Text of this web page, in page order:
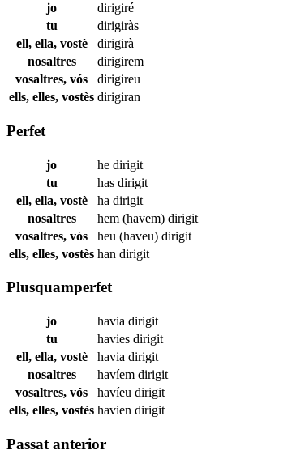
jo
dirigiré
tu
dirigiràs
ell, ella, vostè
dirigirà
nosaltres
dirigirem
vosaltres, vós
dirigireu
ells, elles, vostès dirigiran
Perfet
jo he dirigit
tu
has dirigit
ell, ella, vostè
ha dirigit
nosaltres
hem (havem) dirigit
vosaltres, vós
heu (haveu) dirigit
ells, elles, vostès han dirigit
Plusquamperfet
jo havia dirigit
tu
havies dirigit
ell, ella, vostè
havia dirigit
nosaltres
havíem dirigit
vosaltres, vós
havíeu dirigit
ells, elles, vostès havien dirigit
Passat anterior